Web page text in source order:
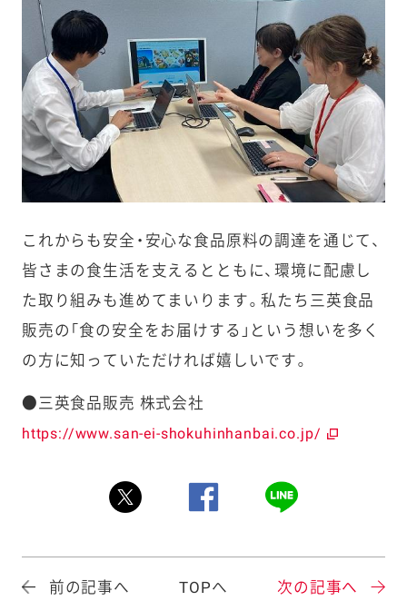
これからも安全・安心な食品原料の調達を通じて、
皆さまの食生活を支えるとともに、環境に配慮し
た取り組みも進めてまいります。私たち三英食品
販売の「食の安全をお届けする」という想いを多く
の方に知っていただければ嬉しいです。
●三英食品販売 株式会社
https://www.san-ei-shokuhinhanbai.co.jp/
前の記事へ TOPへ 次の記事へ